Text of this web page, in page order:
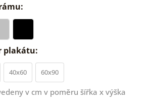
plakátu:
40x60 60x90
v cm v poměru šířka x výška